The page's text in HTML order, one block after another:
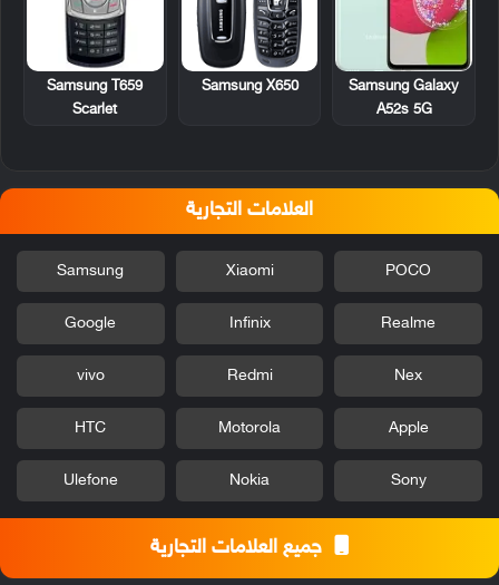
Samsung Galaxy
A52s 5G
Samsung X650
Samsung T659
Scarlet
العلامات التجارية
POCO
Xiaomi
Samsung
Realme
Infinix
Google
Nex
Redmi
vivo
Apple
Motorola
HTC
Sony
Nokia
Ulefone
جميع العلامات التجارية